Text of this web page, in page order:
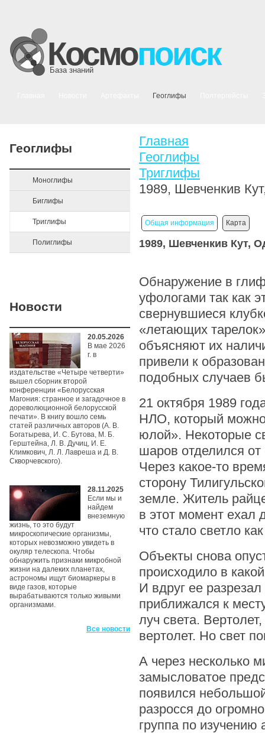
Космопоиск
База знаний
Геоглифы
Геоглифы
Моноглифы
Биглифы
Триглифы
Полиглифы
Новости
20.05.2026
В мае 2026
г. в
издательстве «Четыре четверти»
вышел сборник второй
конференции «Белорусская
Магония: странное и загадочное в
дореволюционной белорусской
печати». В книгу вошло семь
статей различных авторов (А. В.
Богатырева, И. С. Бутова, М. Б.
Герштейна, Л. В. Дучиц, И. Е.
Климкович, Л. Л. Лавреша и Д. В.
Скворчевского).
28.11.2025
Если мы и
найдем
внеземную
жизнь, то это будут
микроскопические организмы,
которых невозможно увидеть в
окуляр телескопа. Чтобы
обнаружить признаки микробной
жизни на далеких планетах,
астрономы ищут биомаркеры в
виде газов, которые
вырабатываются только живыми
организмами.
Все новости
Главная
Геоглифы
Триглифы
1989, Шевченкив
Общая информация Карта
1989, Шевченкив Кут,
Обнаружение в
уфологами так как
свернувшиеся
«летающих
объясняют их
привели к
подобных случаев
21 октября 1989
НЛО, который
юлой». Некоторые
шаров отделился от
Через какое-то
сторону
земле. Житель
в этот момент ехал
что стало светло
Объекты снова
происходило в
И вдруг ее
приближался к
луч света.
вертолет. Но свет
А через несколько
замысловатое
появился
разросся до
группа по